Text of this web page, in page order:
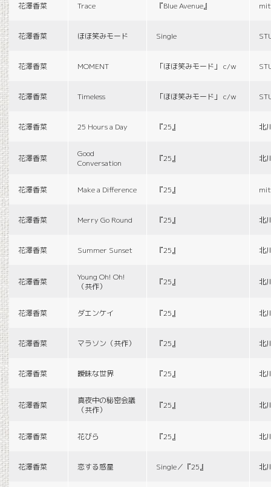
花澤香菜 Trace 『Blue Avenue』
花澤香菜 ほほ笑みモード Single
花澤香菜 MOMENT 「ほほ笑みモード」 c/w
花澤香菜 Timeless 「ほほ笑みモード」 c/w
花澤香菜 25 Hours a Day 『25』 北
花澤香菜
Good
Conversation
『25』 北
花澤香菜 Make a Difference 『25』
花澤香菜 Merry Go Round 『25』 北
花澤香菜 Summer Sunset 『25』 北
花澤香菜
Young Oh! Oh!
（共作）
『25』 北
花澤香菜 ダエンケイ 『25』 北
花澤香菜 マラソン（共作） 『25』 北
花澤香菜 曖昧な世界 『25』 北
花澤香菜
真夜中の秘密会議
（共作）
『25』 北
花澤香菜 花びら 『25』 北
花澤香菜 恋する惑星 Single／『25』 北